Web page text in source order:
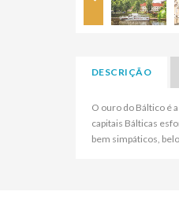
DESCRIÇÃO
O ouro do Báltico é
capitais Bálticas
bem simpáticos,